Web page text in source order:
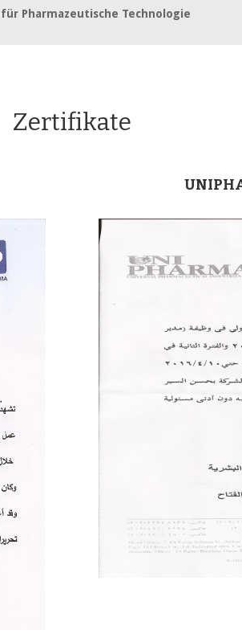
Pharmazeutische Technologie
Zertifikate